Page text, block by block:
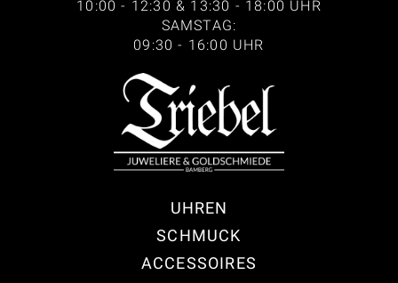
10:00 - 12:30 & 13:30 - 18:00 UHR
SAMSTAG:
09:30 - 16:00 UHR
UHREN
SCHMUCK
ACCESSOIRES